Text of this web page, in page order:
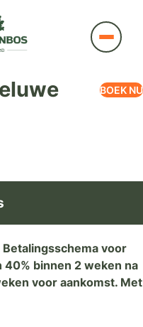
BOEK NU
voor
binnen 2 weken na
voor aankomst. Met